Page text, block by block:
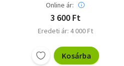
Online ár:
3 600 Ft
Eredeti ár: 4 000 Ft
Kosárba